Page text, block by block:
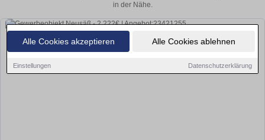
Alle Cookies akzeptieren Alle Cookies ablehnen
Einstellungen Datenschutzerklärung
in der Nähe.